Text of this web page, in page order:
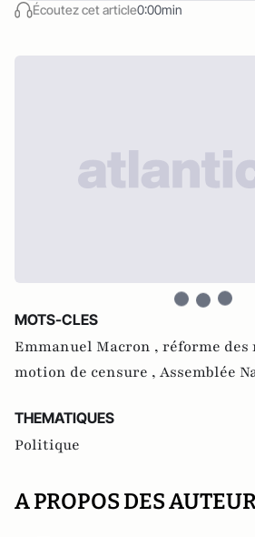
Écoutez cet article0:00min
MOTS-CLES
Emmanuel Macron , réforme
motion de censure , Assemblée
THEMATIQUES
Politique
A PROPOS DES